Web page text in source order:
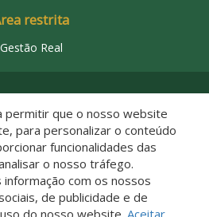
restrita
Gestão Real
por:
permitir que o nosso website
para personalizar o conteúdo
funcionalidades das
o nosso tráfego.
com os nossos
de publicidade e de
do nosso website. Aceitar